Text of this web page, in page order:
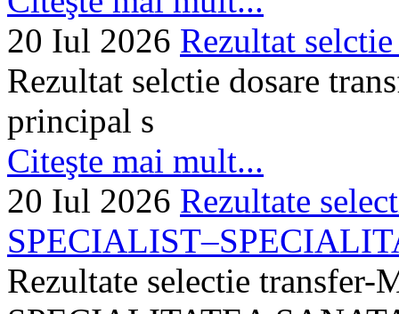
20 Iul 2026 Rezultat
Rezultat selctie dosare
principal s
Citeşte mai mult...
20 Iul 2026 Rezultate
Rezultate selectie